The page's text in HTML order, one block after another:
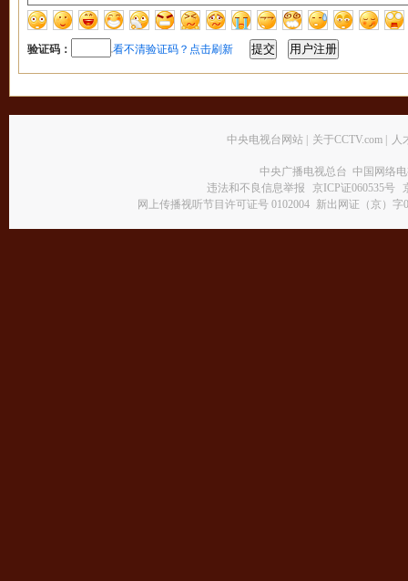
到3-5万头，养殖户需通过黄牛经济人销售肉牛，经纪人提取佣金较
养殖户收益甚微，销量不高，希望建立养殖户---市场的直接通道。
安徽祁门—板栗滞销：该县板栗种植面积3万多亩，年产板栗3000吨
熟，约10多万亩，13亿枚苹果。因持续降雨，气温偏低，使得苹果
卸袋。如卸袋，苹果易返青。
该县今年棉花种植面积达15.86万亩，需
万采棉工才能够完全采摘，除当地劳动力外，还需要从外地输入1.5
验证码： 看不清验证码？点击刷新
中央电视台网站 关于CCTV.com 人
中央广播电视总台 中国网络
违法和不良信息举报
京ICP证060535号
网上传播视听节目许可证号 0102004 新出网证（京）